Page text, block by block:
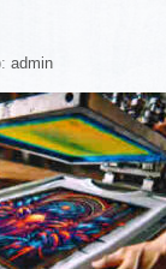
admin